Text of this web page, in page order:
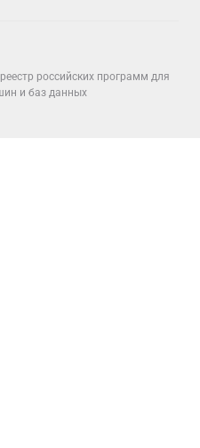
российских программ для
и баз данных